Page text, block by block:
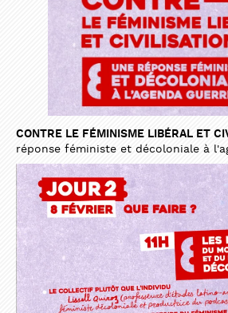
CONTRE LE FÉMINISME LIBÉRAL ET
réponse féministe et décoloniale à